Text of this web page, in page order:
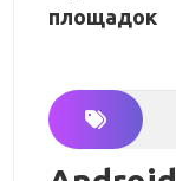
площадок